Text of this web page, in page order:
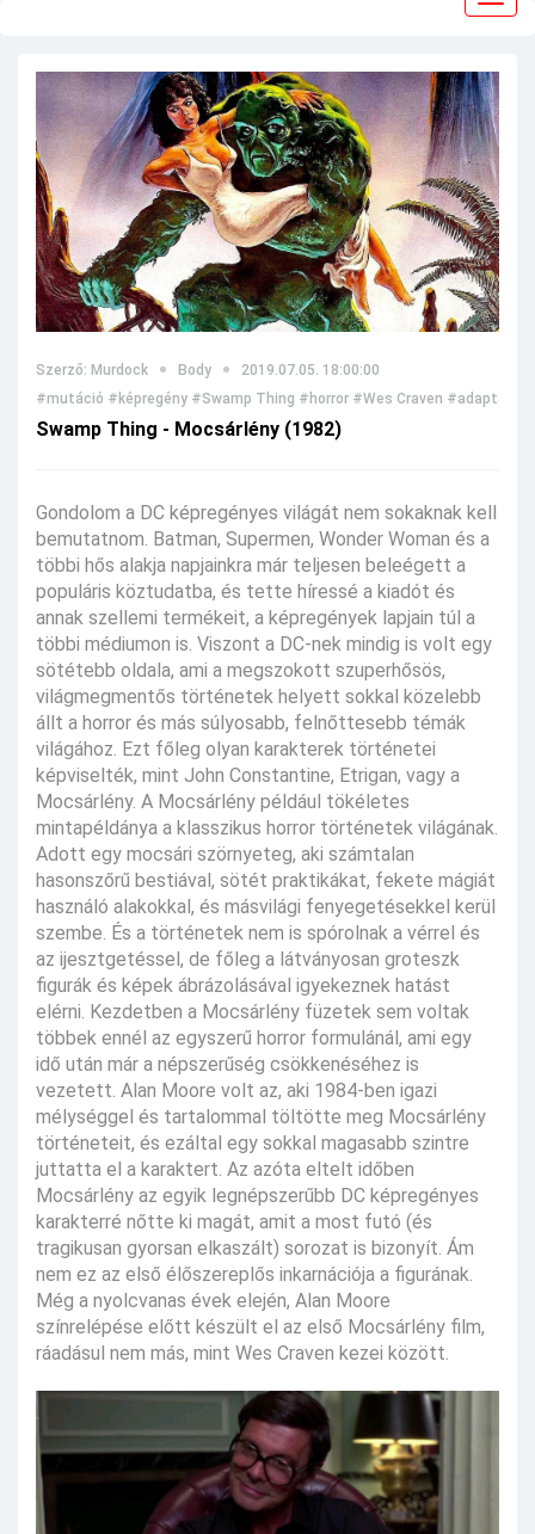
Szerző: Murdock Body
2019.07.05. 18:00:00
#mutáció #képregény #Swamp Thing #horror #Wes Craven #adaptáció
Swamp Thing - Mocsárlény (1982)
Gondolom a DC képregényes világát nem sokaknak kell
bemutatnom. Batman, Supermen, Wonder Woman és a
többi hős alakja napjainkra már teljesen beleégett a
populáris köztudatba, és tette híressé a kiadót és
annak szellemi termékeit, a képregények lapjain túl a
többi médiumon is. Viszont a DC-nek mindig is volt egy
sötétebb oldala, ami a megszokott szuperhősös,
világmegmentős történetek helyett sokkal közelebb
állt a horror és más súlyosabb, felnőttesebb témák
világához. Ezt főleg olyan karakterek történetei
képviselték, mint John Constantine, Etrigan, vagy a
Mocsárlény. A Mocsárlény például tökéletes
mintapéldánya a klasszikus horror történetek világának.
Adott egy mocsári szörnyeteg, aki számtalan
hasonszőrű bestiával, sötét praktikákat, fekete mágiát
használó alakokkal, és másvilági fenyegetésekkel kerül
szembe. És a történetek nem is spórolnak a vérrel és
az ijesztgetéssel, de főleg a látványosan groteszk
figurák és képek ábrázolásával igyekeznek hatást
elérni. Kezdetben a Mocsárlény füzetek sem voltak
többek ennél az egyszerű horror formulánál, ami egy
idő után már a népszerűség csökkenéséhez is
vezetett. Alan Moore volt az, aki 1984-ben igazi
mélységgel és tartalommal töltötte meg Mocsárlény
történeteit, és ezáltal egy sokkal magasabb szintre
juttatta el a karaktert. Az azóta eltelt időben
Mocsárlény az egyik legnépszerűbb DC képregényes
karakterré nőtte ki magát, amit a most futó (és
tragikusan gyorsan elkaszált) sorozat is bizonyít. Ám
nem ez az első élőszereplős inkarnációja a figurának.
Még a nyolcvanas évek elején, Alan Moore
színrelépése előtt készült el az első Mocsárlény film,
ráadásul nem más, mint Wes Craven kezei között.